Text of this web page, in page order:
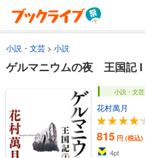
小説・文芸 小説
ゲルマニウムの夜 王国記 I
小説・文芸
花村萬月
815 円 (税込)
4pt